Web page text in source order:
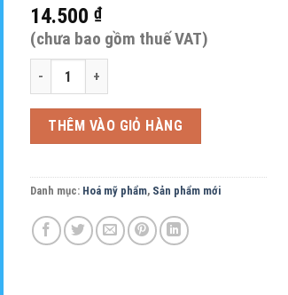
14.500 ₫
(chưa bao gồm thuế VAT)
Dầu xả dưỡng tóc Mộc Thảo Xưa - 300ml số lượng
THÊM VÀO GIỎ HÀNG
Danh mục: Hoá mỹ phẩm, Sản phẩm mới